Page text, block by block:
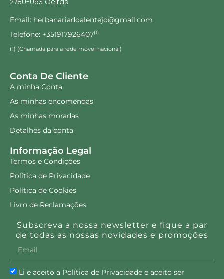
2780-053 Oeiras
Email: herbanariadoalentejo@gmail.com
Telefone: +351917926407(1)
(1) (Chamada para a rede móvel nacional)
Conta De Cliente
A minha Conta
As minhas encomendas
As minhas moradas
Detalhes da conta
Informação Legal
Termos e Condições
Política de Privacidade
Política de Cookies
Livro de Reclamações
Subscreva a nossa newsletter e fique a par
de todas as nossas novidades e promoções
Li e aceito a Política de Privacidade e aceito ser